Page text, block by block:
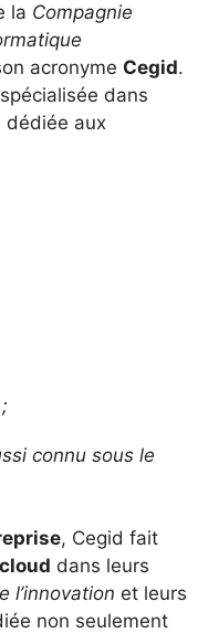
la Compagnie
acronyme Cegid.
dans
dédiée aux
connu sous le
, Cegid fait
dans leurs
l’innovation et leurs
non seulement